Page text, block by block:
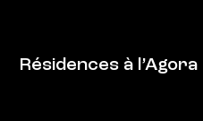
Résidences à l’Agora